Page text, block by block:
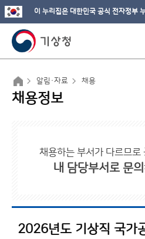
이 누리집은 대한민국 공식 전자정부
알림·자료 채용
채용정보
채용하는 부서가 다르므로
내 담당부서로 문의